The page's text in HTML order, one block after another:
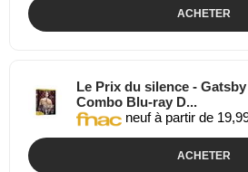
ACHETER
Le Prix du silence -
Combo Blu-ray D...
neuf à partir de
ACHETER